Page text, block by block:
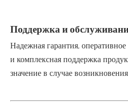
Поддержка и
Надежная гарантия,
и комплексная поддержка
значение в случае